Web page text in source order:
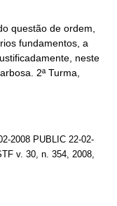
questão de ordem,
fundamentos, a
neste
2ª Turma,
2008 PUBLIC 22-02-
v. 30, n. 354, 2008,